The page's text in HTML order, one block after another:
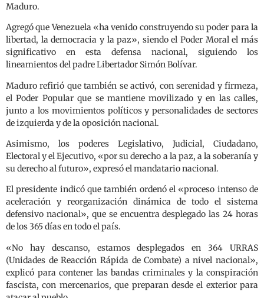
Maduro.
Agregó que Venezuela «ha venido construyendo su poder para la
libertad, la democracia y la paz», siendo el Poder Moral el más
significativo en esta defensa nacional, siguiendo los
lineamientos del padre Libertador Simón Bolívar.
Maduro refirió que también se activó, con serenidad y firmeza,
el Poder Popular que se mantiene movilizado y en las calles,
junto a los movimientos políticos y personalidades de sectores
de izquierda y de la oposición nacional.
Asimismo, los poderes Legislativo, Judicial, Ciudadano,
Electoral y el Ejecutivo, «por su derecho a la paz, a la soberanía y
su derecho al futuro», expresó el mandatario nacional.
El presidente indicó que también ordenó el «proceso intenso de
aceleración y reorganización dinámica de todo el sistema
defensivo nacional», que se encuentra desplegado las 24 horas
de los 365 días en todo el país.
«No hay descanso, estamos desplegados en 364 URRAS
(Unidades de Reacción Rápida de Combate) a nivel nacional»,
explicó para contener las bandas criminales y la conspiración
fascista, con mercenarios, que preparan desde el exterior para